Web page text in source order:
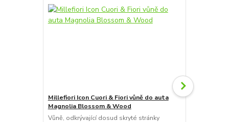
Millefiori Icon Cuori & Fiori vůně do auta
Magnolia Blossom & Wood
Vůně, odkrývající dosud skryté stránky